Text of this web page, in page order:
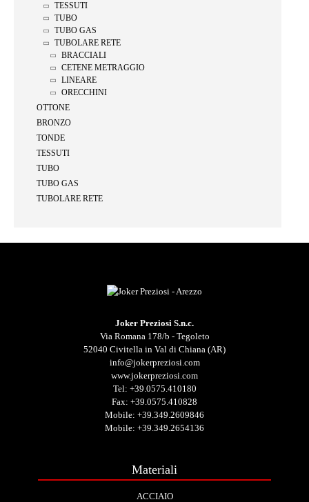
TESSUTI
TUBO
TUBO GAS
TUBOLARE RETE
BRACCIALI
CETENE METRAGGIO
LINEARE
ORECCHINI
OTTONE
BRONZO
TONDE
TESSUTI
TUBO
TUBO GAS
TUBOLARE RETE
Joker Preziosi S.n.c.
Via Romana 178/b - Tegoleto
52040 Civitella in Val di Chiana (AR)
info@jokerpreziosi.com
www.jokerpreziosi.com
Tel: +39.0575.410180
Fax: +39.0575.410828
Mobile: +39.349.2609846
Mobile: +39.349.2654136
Materiali
ACCIAIO